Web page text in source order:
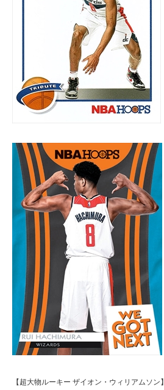
【超大物ルーキー ザイオン・ウィリアムソン】